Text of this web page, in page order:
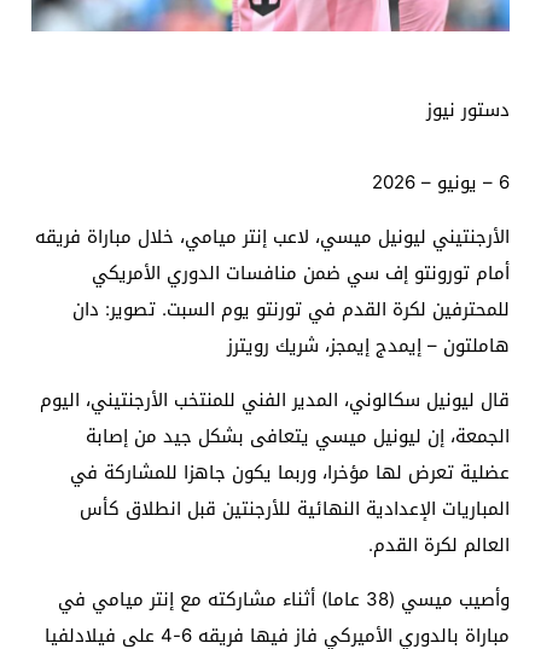
دستور نيوز
6 – يونيو – 2026
الأرجنتيني ليونيل ميسي، لاعب إنتر ميامي، خلال مباراة فريقه
أمام تورونتو إف سي ضمن منافسات الدوري الأمريكي
للمحترفين لكرة القدم في تورنتو يوم السبت. تصوير: دان
هاملتون – إيمدج إيمجز، شريك رويترز
قال ليونيل سكالوني، المدير الفني للمنتخب الأرجنتيني، اليوم
الجمعة، إن ليونيل ميسي يتعافى بشكل جيد من إصابة
عضلية تعرض لها مؤخرا، وربما يكون جاهزا للمشاركة في
المباريات الإعدادية النهائية للأرجنتين قبل انطلاق كأس
العالم لكرة القدم.
وأصيب ميسي (38 عاما) أثناء مشاركته مع إنتر ميامي في
مباراة بالدوري الأميركي فاز فيها فريقه 6-4 على فيلادلفيا